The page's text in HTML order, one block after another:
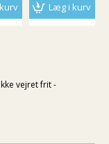
Læg i kurv
vejret frit -